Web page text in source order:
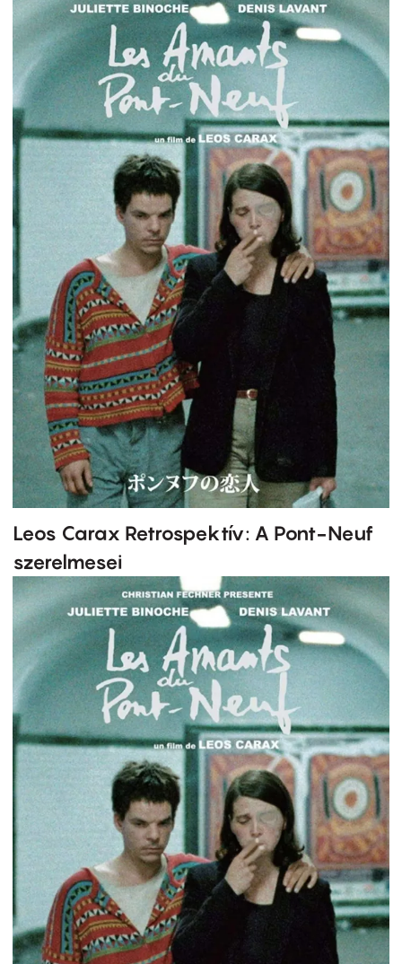
Leos Carax Retrospektív: A Pont-Neuf
szerelmesei